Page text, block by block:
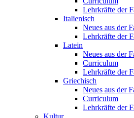
Lehrkräfte der
Italienisch
Neues aus der
Lehrkräfte der
Latein
Neues aus der
Curriculum
Lehrkräfte der
Griechisch
Neues aus der
Curriculum
Lehrkräfte der